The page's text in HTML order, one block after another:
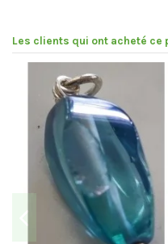
Les clients qui ont acheté